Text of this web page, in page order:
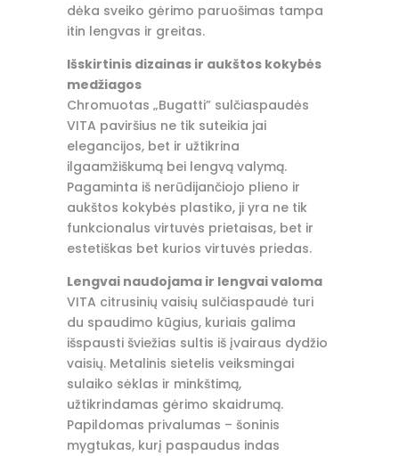
dėka sveiko gėrimo paruošimas tampa
itin lengvas ir greitas.
Išskirtinis dizainas ir aukštos kokybės
medžiagos
Chromuotas „Bugatti” sulčiaspaudės
VITA paviršius ne tik suteikia jai
elegancijos, bet ir užtikrina
ilgaamžiškumą bei lengvą valymą.
Pagaminta iš nerūdijančiojo plieno ir
aukštos kokybės plastiko, ji yra ne tik
funkcionalus virtuvės prietaisas, bet ir
estetiškas bet kurios virtuvės priedas.
Lengvai naudojama ir lengvai valoma
VITA citrusinių vaisių sulčiaspaudė turi
du spaudimo kūgius, kuriais galima
išspausti šviežias sultis iš įvairaus dydžio
vaisių. Metalinis sietelis veiksmingai
sulaiko sėklas ir minkštimą,
užtikrindamas gėrimo skaidrumą.
Papildomas privalumas – šoninis
mygtukas, kurį paspaudus indas